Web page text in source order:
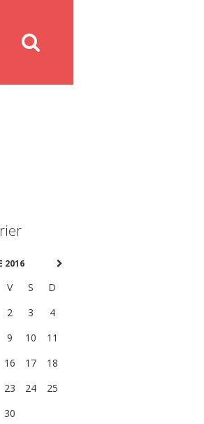
2016
V S
D
2 3
4
9 10
11
16 17
18
23 24
25
30